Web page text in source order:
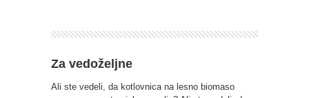
Za vedoželjne
Ali ste vedeli, da kotlovnica na lesno biomaso